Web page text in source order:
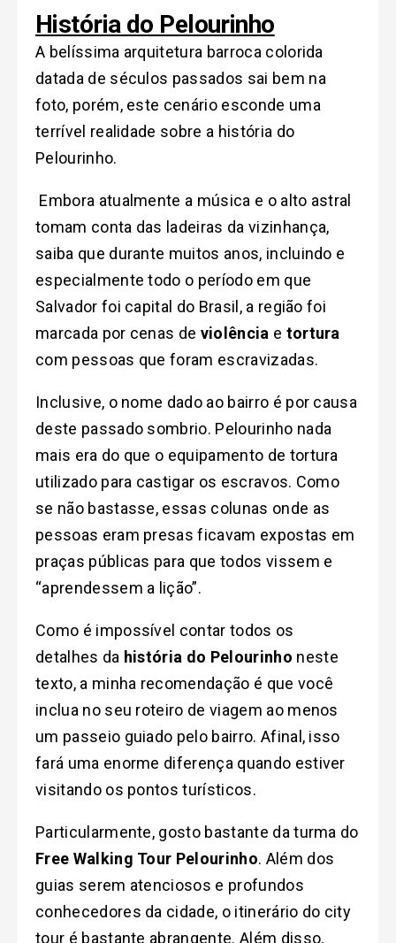
História do Pelourinho
A belíssima arquitetura barroca colorida
datada de séculos passados sai bem na
foto, porém, este cenário esconde uma
terrível realidade sobre a história do
Pelourinho.
Embora atualmente a música e o alto astral
tomam conta das ladeiras da vizinhança,
saiba que durante muitos anos, incluindo e
especialmente todo o período em que
Salvador foi capital do Brasil, a região foi
marcada por cenas de violência e tortura
com pessoas que foram escravizadas.
Inclusive, o nome dado ao bairro é por causa
deste passado sombrio. Pelourinho nada
mais era do que o equipamento de tortura
utilizado para castigar os escravos. Como
se não bastasse, essas colunas onde as
pessoas eram presas ficavam expostas em
praças públicas para que todos vissem e
“aprendessem a lição”.
Como é impossível contar todos os
detalhes da história do Pelourinho neste
texto, a minha recomendação é que você
inclua no seu roteiro de viagem ao menos
um passeio guiado pelo bairro. Afinal, isso
fará uma enorme diferença quando estiver
visitando os pontos turísticos.
Particularmente, gosto bastante da turma do
Free Walking Tour Pelourinho. Além dos
guias serem atenciosos e profundos
conhecedores da cidade, o itinerário do city
tour é bastante abrangente. Além disso,